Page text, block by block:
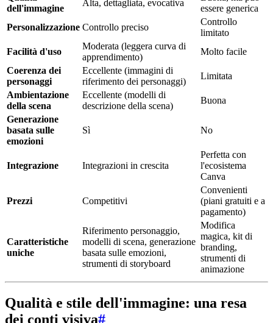
dell'immagine
Alta, dettagliata, evocativa
essere generica
Personalizzazione Controllo preciso
Controllo
limitato
Facilità d'uso
Moderata (leggera curva di
apprendimento)
Molto facile
Coerenza dei
personaggi
Eccellente (immagini di
riferimento dei personaggi)
Limitata
Ambientazione
della scena
Eccellente (modelli di
descrizione della scena)
Buona
Generazione
basata sulle
emozioni
Sì No
Integrazione Integrazioni in crescita
Perfetta con
l'ecosistema
Canva
Prezzi Competitivi
Convenienti
(piani gratuiti e a
pagamento)
Caratteristiche
uniche
Riferimento personaggio,
modelli di scena, generazione
basata sulle emozioni,
strumenti di storyboard
Modifica
magica, kit di
branding,
strumenti di
animazione
Qualità e stile dell'immagine: una resa
dei conti visiva#